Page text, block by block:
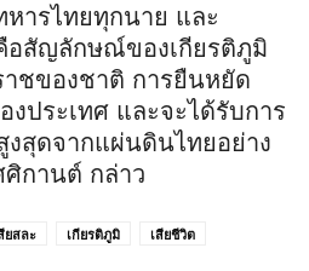
ารไทยทุกนาย และ
อสัญลักษณ์ของเกียรติภูมิ
าชของชาติ การยืนหยัด
งประเทศ และจะได้รับการ
งสุดจากแผ่นดินไทยอย่าง
กานต์ กล่าว
ยสละ เกียรติภูมิ เสียชีวิต